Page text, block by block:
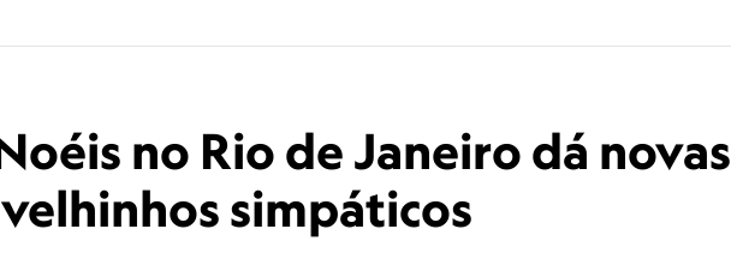
no Rio de Janeiro dá novas
simpáticos